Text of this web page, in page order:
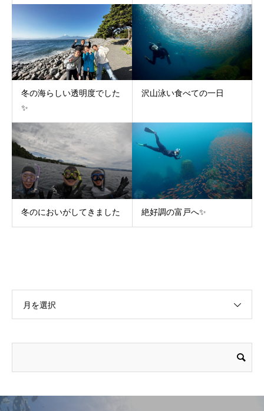
冬の海らしい透明度でした
✨
沢山泳い食べての一日
冬のにおいがしてきました 絶好調の富戸へ✨
月を選択